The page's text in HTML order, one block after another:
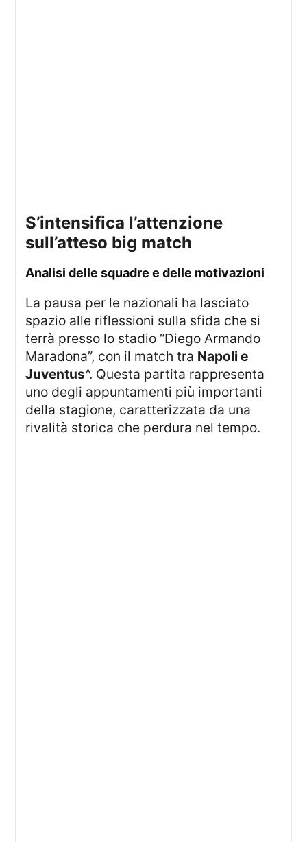
s’intensifica l’attenzione
sull’atteso big match
analisi delle squadre e delle motivazioni
La pausa per le nazionali ha lasciato
spazio alle riflessioni sulla sfida che si
terrà presso lo stadio “Diego Armando
Maradona”, con il match tra Napoli e
Juventus^. Questa partita rappresenta
uno degli appuntamenti più importanti
della stagione, caratterizzata da una
rivalità storica che perdura nel tempo.